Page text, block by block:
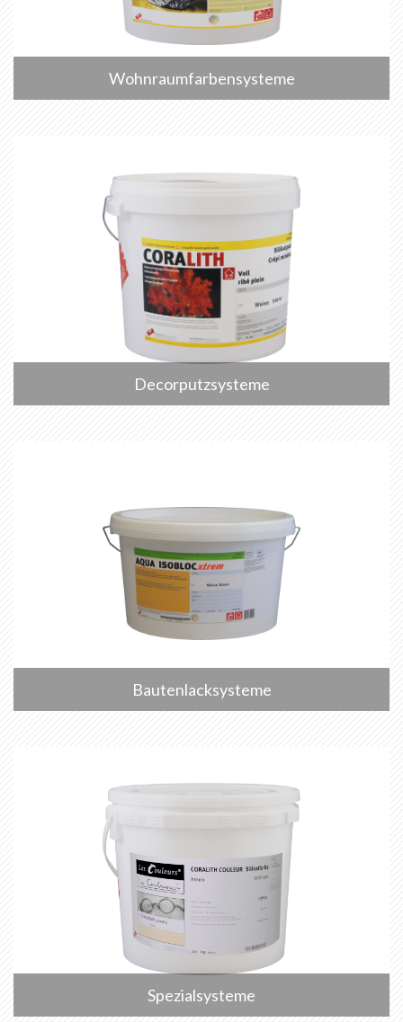
Wohnraumfarbensysteme
Decorputzsysteme
Bautenlacksysteme
Spezialsysteme